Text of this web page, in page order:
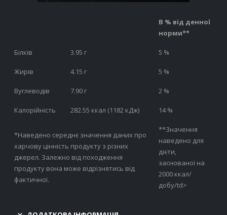
В % від денної
норми**
Білків 3.95 г 5 %
Жирів 4.15 г 5 %
Вуглеводів 7.90 г 2 %
Калорійність 282.55 ккал (1182 кДж) 14 %
*Наведено середнє значення даних про
харчову цінність продукту з різних
джерел. Залежно від походження
продукту вона може відрізнятись від
фактичної.
**Значення
наведено для
дієти,
заснованої на
2000 ккал/
добу/td>